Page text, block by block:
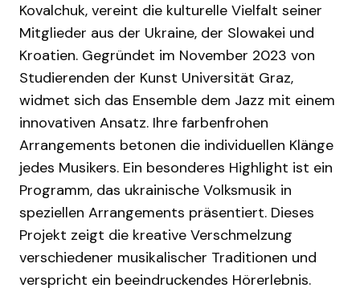
Kovalchuk, vereint die kulturelle Vielfalt seiner
Mitglieder aus der Ukraine, der Slowakei und
Kroatien. Gegründet im November 2023 von
Studierenden der Kunst Universität Graz,
widmet sich das Ensemble dem Jazz mit einem
innovativen Ansatz. Ihre farbenfrohen
Arrangements betonen die individuellen Klänge
jedes Musikers. Ein besonderes Highlight ist ein
Programm, das ukrainische Volksmusik in
speziellen Arrangements präsentiert. Dieses
Projekt zeigt die kreative Verschmelzung
verschiedener musikalischer Traditionen und
verspricht ein beeindruckendes Hörerlebnis.